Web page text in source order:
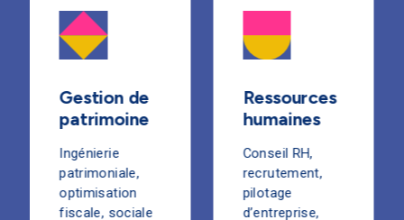
Gestion de
patrimoine
Ingénierie
patrimoniale,
optimisation
fiscale, sociale
Ressources
humaines
Conseil RH,
recrutement,
pilotage
d’entreprise,